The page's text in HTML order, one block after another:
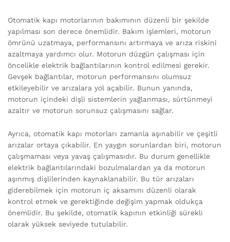
Otomatik kapı motorlarının bakımının düzenli bir şekilde
yapılması son derece önemlidir. Bakım işlemleri, motorun
ömrünü uzatmaya, performansını artırmaya ve arıza riskini
azaltmaya yardımcı olur. Motorun düzgün çalışması için
öncelikle elektrik bağlantılarının kontrol edilmesi gerekir.
Gevşek bağlantılar, motorun performansını olumsuz
etkileyebilir ve arızalara yol açabilir. Bunun yanında,
motorun içindeki dişli sistemlerin yağlanması, sürtünmeyi
azaltır ve motorun sorunsuz çalışmasını sağlar.
Ayrıca, otomatik kapı motorları zamanla aşınabilir ve çeşitli
arızalar ortaya çıkabilir. En yaygın sorunlardan biri, motorun
çalışmaması veya yavaş çalışmasıdır. Bu durum genellikle
elektrik bağlantılarındaki bozulmalardan ya da motorun
aşınmış dişlilerinden kaynaklanabilir. Bu tür arızaları
giderebilmek için motorun iç aksamını düzenli olarak
kontrol etmek ve gerektiğinde değişim yapmak oldukça
önemlidir. Bu şekilde, otomatik kapının etkinliği sürekli
olarak yüksek seviyede tutulabilir.